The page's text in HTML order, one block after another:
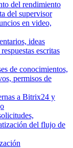
del rendimiento
del supervisor
en video,
ideas
escritas
de conocimientos,
permisos de
a Bitrix24 y
del flujo de